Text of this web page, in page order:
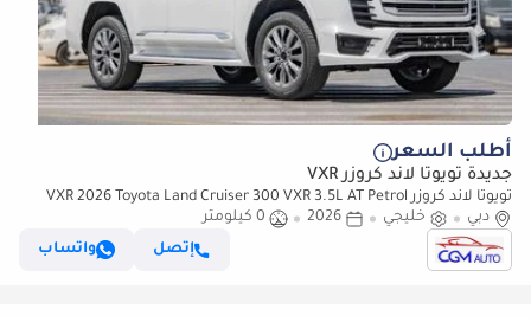
أطلب السعر
جديدة تويوتا لاند كروزر VXR
تويوتا لاند كروزر VXR 2026 Toyota Land Cruiser 300 VXR 3.5L AT Petrol
Twin Turbo (White-red)
دبي خليجي 2026
0 كيلومتر
إتصل
واتساب